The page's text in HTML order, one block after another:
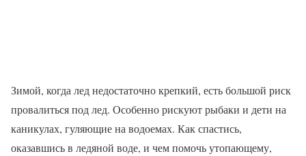
Зимой, когда лед недостаточно крепкий, есть большой риск
провалиться под лед. Особенно рискуют рыбаки и дети на
каникулах, гуляющие на водоемах. Как спастись,
оказавшись в ледяной воде, и чем помочь утопающему,